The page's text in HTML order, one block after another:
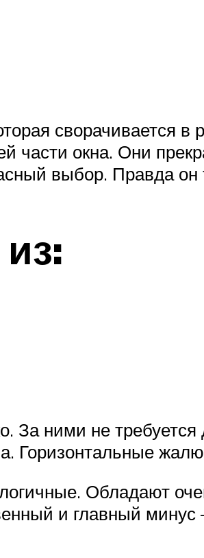
сворачивается в
части окна. Они
выбор. Правда он
За ними не
Горизонтальные
Обладают
и главный